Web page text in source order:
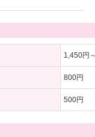
1,450円
800円
500円